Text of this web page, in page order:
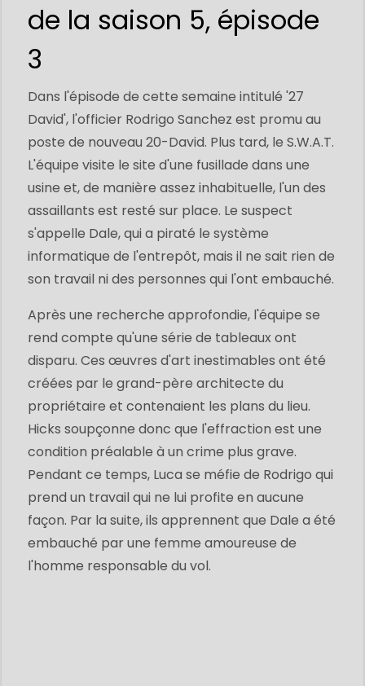
de la saison 5, épisode
3
Dans l'épisode de cette semaine intitulé '27
David', l'officier Rodrigo Sanchez est promu au
poste de nouveau 20-David. Plus tard, le S.W.A.T.
L'équipe visite le site d'une fusillade dans une
usine et, de manière assez inhabituelle, l'un des
assaillants est resté sur place. Le suspect
s'appelle Dale, qui a piraté le système
informatique de l'entrepôt, mais il ne sait rien de
son travail ni des personnes qui l'ont embauché.
Après une recherche approfondie, l'équipe se
rend compte qu'une série de tableaux ont
disparu. Ces œuvres d'art inestimables ont été
créées par le grand-père architecte du
propriétaire et contenaient les plans du lieu.
Hicks soupçonne donc que l'effraction est une
condition préalable à un crime plus grave.
Pendant ce temps, Luca se méfie de Rodrigo qui
prend un travail qui ne lui profite en aucune
façon. Par la suite, ils apprennent que Dale a été
embauché par une femme amoureuse de
l'homme responsable du vol.